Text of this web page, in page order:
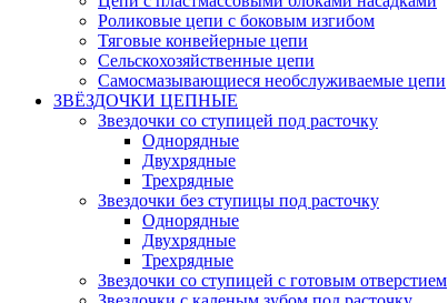
Роликовые цепи с боковым изгибом
Тяговые конвейерные цепи
Сельскохозяйственные цепи
Cамосмазывающиеся необслуживаемые цепи
ЗВЁЗДОЧКИ ЦЕПНЫЕ
Звездочки со ступицей под расточку
Однорядные
Двухрядные
Трехрядные
Звездочки без ступицы под расточку
Однорядные
Двухрядные
Трехрядные
Звездочки со ступицей с готовым отверстием